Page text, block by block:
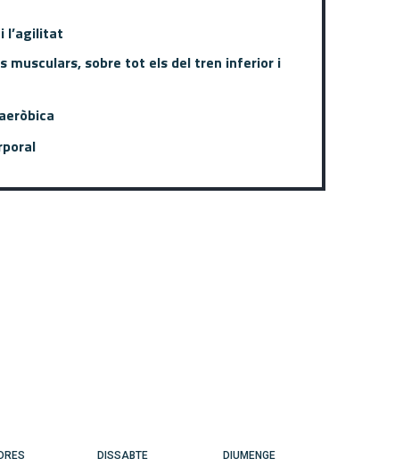
l’agilitat
musculars, sobre tot els del tren inferior i
DISSABTE DIUMENGE